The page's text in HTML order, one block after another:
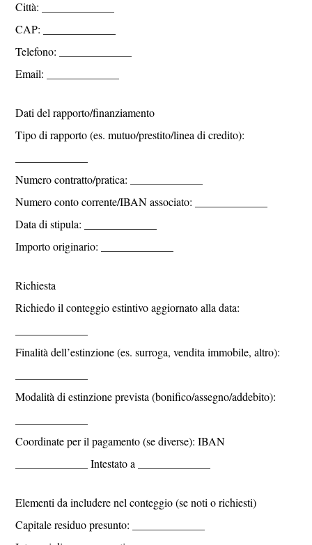
Città: _____________
CAP: _____________
Telefono: _____________
Email: _____________
Dati del rapporto/finanziamento
Tipo di rapporto (es. mutuo/prestito/linea di credito):
Numero contratto/pratica: _____________
Numero conto corrente/IBAN associato: _____________
Data di stipula: _____________
Importo originario: _____________
Richiesta
Richiedo il conteggio estintivo aggiornato alla data:
Finalità dell’estinzione (es. surroga, vendita immobile, altro):
Modalità di estinzione prevista (bonifico/assegno/addebito):
Coordinate per il pagamento (se diverse): IBAN
_____________ Intestato a _____________
Elementi da includere nel conteggio (se noti o richiesti)
Capitale residuo presunto: _____________